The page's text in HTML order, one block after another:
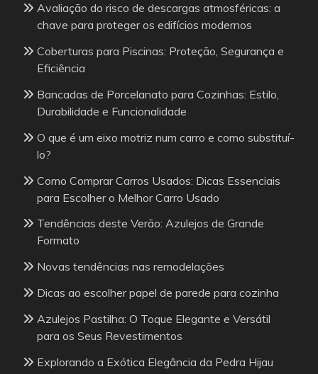
Avaliação do risco de descargas atmosféricas: a
chave para proteger os edifícios modernos
Coberturas para Piscinas: Proteção, Segurança e
Eficiência
Bancadas de Porcelanato para Cozinhas: Estilo,
Durabilidade e Funcionalidade
O que é um eixo motriz num carro e como substituí-
lo?
Como Comprar Carros Usados: Dicas Essenciais
para Escolher o Melhor Carro Usado
Tendências deste Verão: Azulejos de Grande
Formato
Novas tendências nas remodelações
Dicas ao escolher papel de parede para cozinha
Azulejos Pastilha: O Toque Elegante e Versátil
para os Seus Revestimentos
Explorando a Exótica Elegância da Pedra Hijau